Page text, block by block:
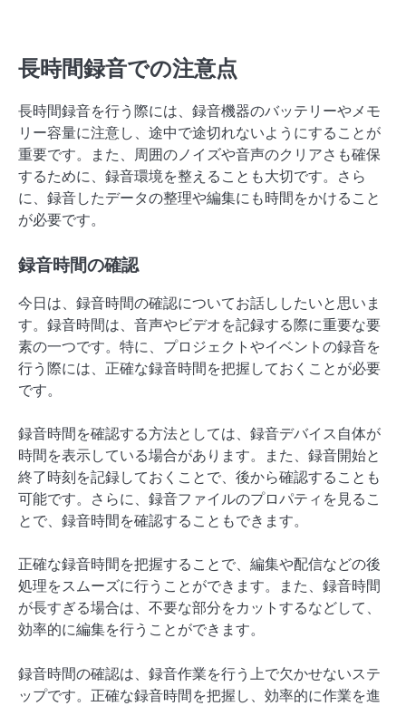
長時間録音での注意点
長時間録音を行う際には、録音機器のバッテリーやメモ
リー容量に注意し、途中で途切れないようにすることが
重要です。また、周囲のノイズや音声のクリアさも確保
するために、録音環境を整えることも大切です。さら
に、録音したデータの整理や編集にも時間をかけること
が必要です。
録音時間の確認
今日は、録音時間の確認についてお話ししたいと思いま
す。録音時間は、音声やビデオを記録する際に重要な要
素の一つです。特に、プロジェクトやイベントの録音を
行う際には、正確な録音時間を把握しておくことが必要
です。
録音時間を確認する方法としては、録音デバイス自体が
時間を表示している場合があります。また、録音開始と
終了時刻を記録しておくことで、後から確認することも
可能です。さらに、録音ファイルのプロパティを見るこ
とで、録音時間を確認することもできます。
正確な録音時間を把握することで、編集や配信などの後
処理をスムーズに行うことができます。また、録音時間
が長すぎる場合は、不要な部分をカットするなどして、
効率的に編集を行うことができます。
録音時間の確認は、録音作業を行う上で欠かせないステ
ップです。正確な録音時間を把握し、効率的に作業を進